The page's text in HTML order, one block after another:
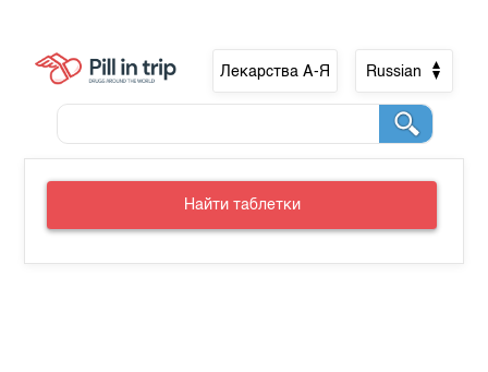
Лекарства А-Я Russian
Найти таблетки